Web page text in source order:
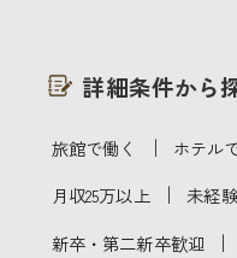
詳細条件から
旅館で働く ｜ ホテル
月収25万以上 ｜ 未経
新卒・第二新卒歓迎 ｜